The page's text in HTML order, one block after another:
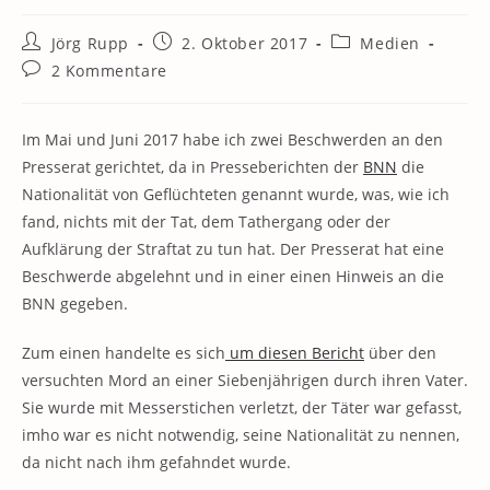
Beitrags-
Autor:
Jörg Rupp
Beitrag2. Oktober 2017
Beitrags-
Medien
Beitrags-
2 Kommentare
Im Mai und Juni 2017 habe ich zwei Beschwerden an den
Presserat gerichtet, da in Presseberichten der BNN die
Nationalität von Geflüchteten genannt wurde, was, wie ich
fand, nichts mit der Tat, dem Tathergang oder der
Aufklärung der Straftat zu tun hat. Der Presserat hat eine
Beschwerde abgelehnt und in einer einen Hinweis an die
BNN gegeben.
Zum einen handelte es sich um diesen Bericht über den
versuchten Mord an einer Siebenjährigen durch ihren Vater.
Sie wurde mit Messerstichen verletzt, der Täter war gefasst,
imho war es nicht notwendig, seine Nationalität zu nennen,
da nicht nach ihm gefahndet wurde.